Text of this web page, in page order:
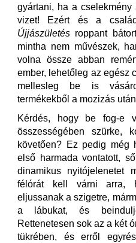
gyártani, ha a
vizet! Ezért és a
Újjászületés roppant
mintha nem művészek,
volna össze abban
ember, lehetőleg az egész
mellesleg be is
termékekből a mozizás
Kérdés, hogy be fog-e
összességében szürke,
követően? Ez pedig még
első harmada vontatott,
dinamikus nyitójelenetet
félórát kell várni arra,
eljussanak a szigetre,
a lábukat, és
Rettenetesen sok az a két
tükrében, és erről